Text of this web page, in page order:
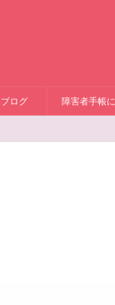
ログ 障害者手帳